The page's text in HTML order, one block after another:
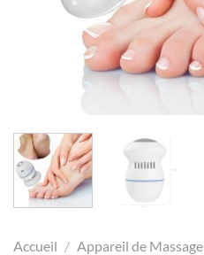
Accueil / Appareil de Massage